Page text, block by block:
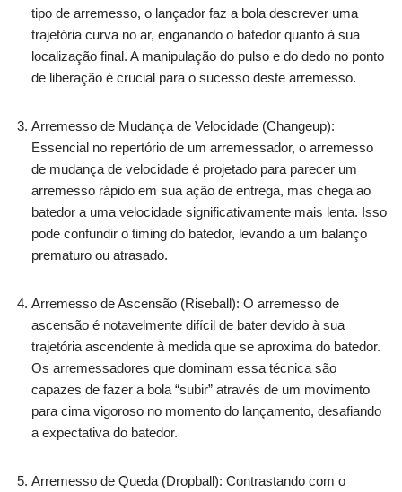
tipo de arremesso, o lançador faz a bola descrever uma
trajetória curva no ar, enganando o batedor quanto à sua
localização final. A manipulação do pulso e do dedo no ponto
de liberação é crucial para o sucesso deste arremesso.
Arremesso de Mudança de Velocidade (Changeup):
Essencial no repertório de um arremessador, o arremesso
de mudança de velocidade é projetado para parecer um
arremesso rápido em sua ação de entrega, mas chega ao
batedor a uma velocidade significativamente mais lenta. Isso
pode confundir o timing do batedor, levando a um balanço
prematuro ou atrasado.
Arremesso de Ascensão (Riseball): O arremesso de
ascensão é notavelmente difícil de bater devido à sua
trajetória ascendente à medida que se aproxima do batedor.
Os arremessadores que dominam essa técnica são
capazes de fazer a bola “subir” através de um movimento
para cima vigoroso no momento do lançamento, desafiando
a expectativa do batedor.
Arremesso de Queda (Dropball): Contrastando com o